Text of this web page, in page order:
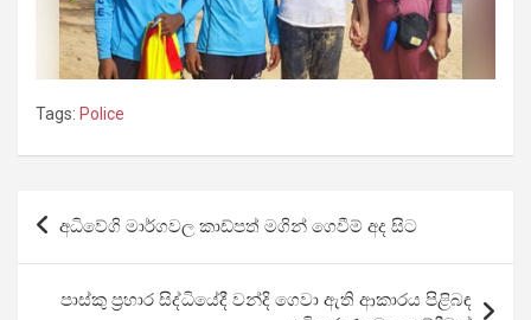
Tags: Police
Post
navigation
අධිවේගි මාර්ගවල කාඩ්පත් මගින් ගෙවීම් අද සිට
පාස්කු ප්‍රහාර සිද්ධියේදී වන්දි ගෙවා ඇති ආකාරය පිළිබඳ